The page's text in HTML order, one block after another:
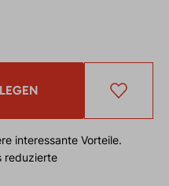
interessante Vorteile.
reduzierte